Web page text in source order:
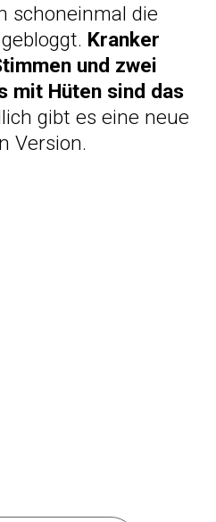
schoneinmal die
Kranker
und zwei
mit Hüten sind das
gibt es eine neue
Version.